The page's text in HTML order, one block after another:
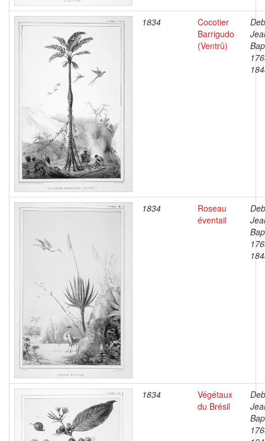
1834
Cocotier
Barrigudo
(Ventrû)
1834
Roseau
éventail
1834
Végétaux
du Brésil